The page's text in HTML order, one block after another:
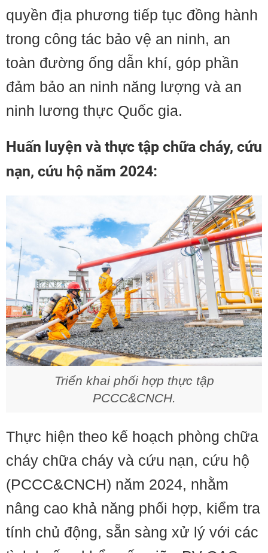
quyền địa phương tiếp tục đồng hành
trong công tác bảo vệ an ninh, an
toàn đường ống dẫn khí, góp phần
đảm bảo an ninh năng lượng và an
ninh lương thực Quốc gia.
Huấn luyện và thực tập chữa cháy, cứu
nạn, cứu hộ năm 2024:
Triển khai phối hợp thực tập
PCCC&CNCH.
Thực hiện theo kế hoạch phòng chữa
cháy chữa cháy và cứu nạn, cứu hộ
(PCCC&CNCH) năm 2024, nhằm
nâng cao khả năng phối hợp, kiểm tra
tính chủ động, sẵn sàng xử lý với các